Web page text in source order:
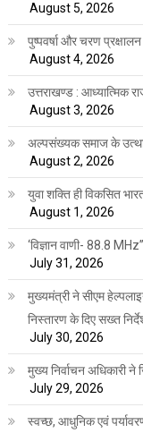
August 5, 2026
पुष्पवर्षा और चरण
August 4, 2026
उत्तराखण्ड : आध्यात्मिक
August 3, 2026
अल्पसंख्यक समाज के
August 2, 2026
युवा शक्ति ही विकसित
August 1, 2026
‘विज्ञान वाणी- 88.8
July 31, 2026
मुख्यमंत्री ने सीएम
निस्तारण के दिए सख्त
July 30, 2026
मुख्य निर्वाचन अधिकारी ने
July 29, 2026
स्वच्छ, आधुनिक एवं